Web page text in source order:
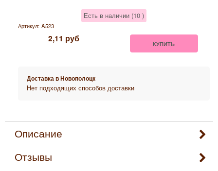
Есть в наличии (10 )
Артикул: A523
2,11 руб КУПИТЬ
Доставка вНовополоцк
Нет подходящих способов доставки
Описание
Отзывы